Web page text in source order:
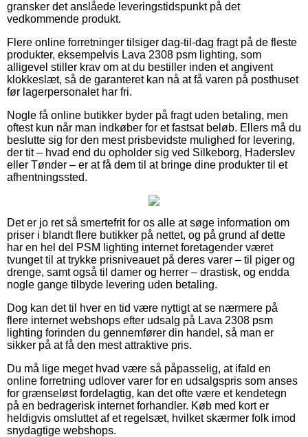
gransker det anslåede leveringstidspunkt på det
vedkommende produkt.
Flere online forretninger tilsiger dag-til-dag fragt på de fleste
produkter, eksempelvis Lava 2308 psm lighting, som
alligevel stiller krav om at du bestiller inden et angivent
klokkeslæt, så de garanteret kan nå at få varen på posthuset
før lagerpersonalet har fri.
Nogle få online butikker byder på fragt uden betaling, men
oftest kun når man indkøber for et fastsat beløb. Ellers må du
beslutte sig for den mest prisbevidste mulighed for levering,
der tit – hvad end du opholder sig ved Silkeborg, Haderslev
eller Tønder – er at få dem til at bringe dine produkter til et
afhentningssted.
Det er jo ret så smertefrit for os alle at søge information om
priser i blandt flere butikker på nettet, og på grund af dette
har en hel del PSM lighting internet foretagender været
tvunget til at trykke prisniveauet på deres varer – til piger og
drenge, samt også til damer og herrer – drastisk, og endda
nogle gange tilbyde levering uden betaling.
Dog kan det til hver en tid være nyttigt at se nærmere på
flere internet webshops efter udsalg på Lava 2308 psm
lighting forinden du gennemfører din handel, så man er
sikker på at få den mest attraktive pris.
Du må lige meget hvad være så påpasselig, at ifald en
online forretning udlover varer for en udsalgspris som anses
for grænseløst fordelagtig, kan det ofte være et kendetegn
på en bedragerisk internet forhandler. Køb med kort er
heldigvis omsluttet af et regelsæt, hvilket skærmer folk imod
snydagtige webshops.